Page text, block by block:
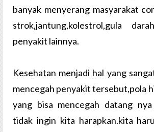
banyak menyerang masyarakat
strok,jantung,kolestrol,gula
penyakit lainnya.
Kesehatan menjadi hal yang
mencegah penyakit tersebut,pola
yang bisa mencegah datang
tidak ingin kita harapkan.kita